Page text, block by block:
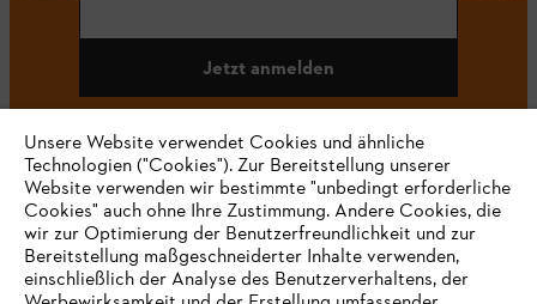
Jetzt anmelden
#STIHL
Unsere Website verwendet Cookies und ähnliche
Technologien ("Cookies"). Zur Bereitstellung unserer
Website verwenden wir bestimmte "unbedingt erforderliche
Cookies" auch ohne Ihre Zustimmung. Andere Cookies, die
wir zur Optimierung der Benutzerfreundlichkeit und zur
Bereitstellung maßgeschneiderter Inhalte verwenden,
einschließlich der Analyse des Benutzerverhaltens, der